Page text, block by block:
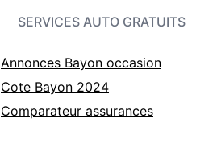
SERVICES AUTO GRATUITS
Annonces Bayon occasion
Cote Bayon 2024
Comparateur assurances